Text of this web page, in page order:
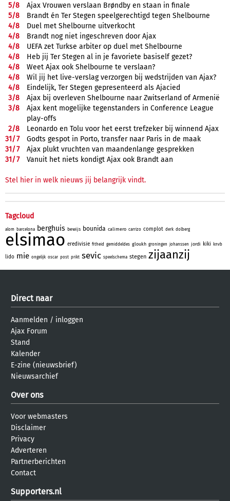
5/8
Ajax Vrouwen verslaan Brøndby en staan in finale
5/8
Brandt én Ter Stegen speelgerechtigd tegen Shelbourne
4/8
Duel met Shelbourne uitverkocht
4/8
Brandt nog niet ingeschreven door Ajax
4/8
UEFA zet Turkse arbiter op duel met Shelbourne
4/8
Heb jij Ter Stegen al in je favoriete basiself gezet?
4/8
Weet Ajax ook Shelbourne te verslaan?
4/8
Wil jij het live-verslag verzorgen bij wedstrijden van Ajax?
4/8
Eindelijk, Ter Stegen gepresenteerd als Ajacied
3/8
Ajax bij overleven Shelbourne naar Zwitserland of Armenië
3/8
Ajax kent mogelijke tegenstanders in Conference League
play-offs
2/8
Leonardo en Tolu voor het eerst trefzeker bij winnend Ajax
31/7
Godts gespot in Porto, transfer naar Paris in de maak
31/7
Ajax plukt vruchten van maandenlange gesprekken
31/7 Vanuit het niets kondigt Ajax ook Brandt aan
Stel hier in welk nieuws jij belangrijk vindt.
Tagcloud
alom barcelona berghuis bewijs bounida calimero carrizo complot derk dolberg
elsimao eredivisie fitheid gemiddeldes gloukh groningen johanssen jordi kiki knvb
lido mie ongelijk oscar post prikt sevic speelschema stegen zijaanzij
Direct naar
Aanmelden / inloggen
Ajax Forum
Stand
Kalender
E-zine (nieuwsbrief)
Nieuwsarchief
Over ons
Voor webmasters
Disclaimer
Privacy
Adverteren
Partnerberichten
Contact
Supporters.nl